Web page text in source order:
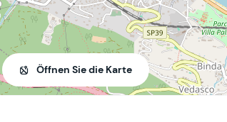
Öffnen Sie die Karte